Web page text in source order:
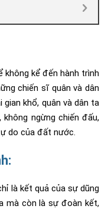
không kể đến hành trình
chiến sĩ quân và dân
khổ, quân và dân ta
ngừng chiến đấu,
do của đất nước.
là kết quả của sự dũng
mà còn là sự đoàn kết,